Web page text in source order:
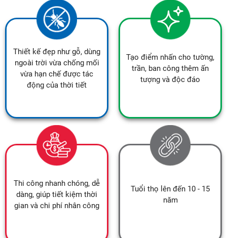
Thiết kế đẹp như gỗ, dùng
ngoài trời vừa chống mối
vừa hạn chế được tác
động của thời tiết
Tạo điểm nhấn cho tường,
trần, ban công thêm ấn
tượng và độc đáo
Thi công nhanh chóng, dễ
dàng, giúp tiết kiệm thời
gian và chi phí nhân công
Tuổi thọ lên đến 10 - 15
năm